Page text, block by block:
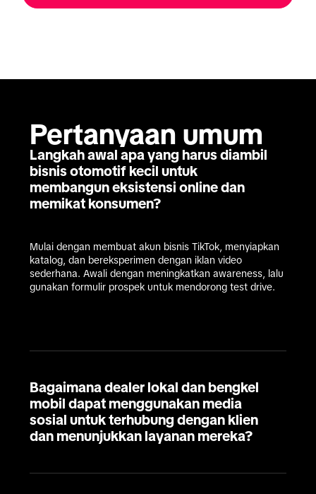
Pertanyaan umum
Langkah awal apa yang harus diambil
bisnis otomotif kecil untuk
membangun eksistensi online dan
memikat konsumen?
Mulai dengan membuat akun bisnis TikTok, menyiapkan
katalog, dan bereksperimen dengan iklan video
sederhana. Awali dengan meningkatkan awareness, lalu
gunakan formulir prospek untuk mendorong test drive.
Bagaimana dealer lokal dan bengkel
mobil dapat menggunakan media
sosial untuk terhubung dengan klien
dan menunjukkan layanan mereka?